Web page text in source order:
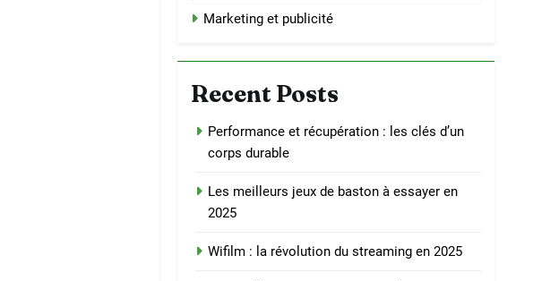
Marketing et publicité
Recent Posts
Performance et récupération : les clés d’un
corps durable
Les meilleurs jeux de baston à essayer en
2025
Wifilm : la révolution du streaming en 2025